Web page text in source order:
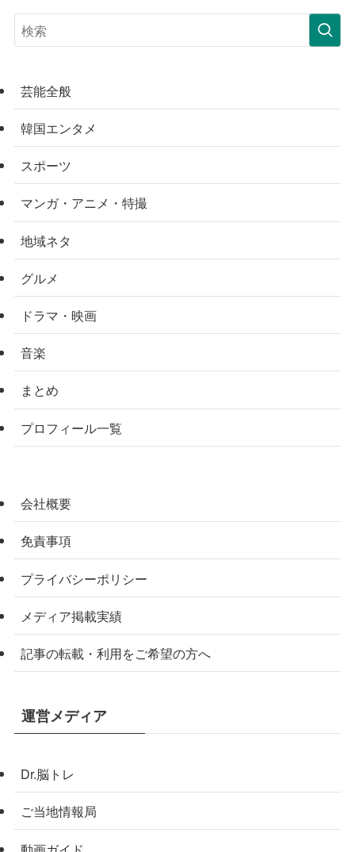
芸能全般
韓国エンタメ
スポーツ
マンガ・アニメ・特撮
地域ネタ
グルメ
ドラマ・映画
音楽
まとめ
プロフィール一覧
会社概要
免責事項
プライバシーポリシー
メディア掲載実績
記事の転載・利用をご希望の方へ
運営メディア
Dr.脳トレ
ご当地情報局